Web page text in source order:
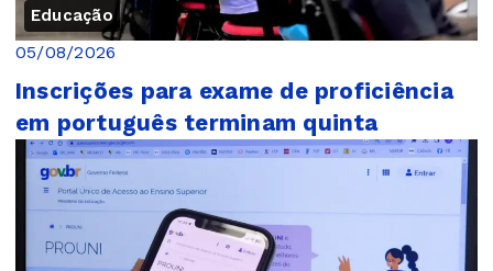
Educação
05/08/2026
Inscrições para exame de proficiência
em português terminam quinta